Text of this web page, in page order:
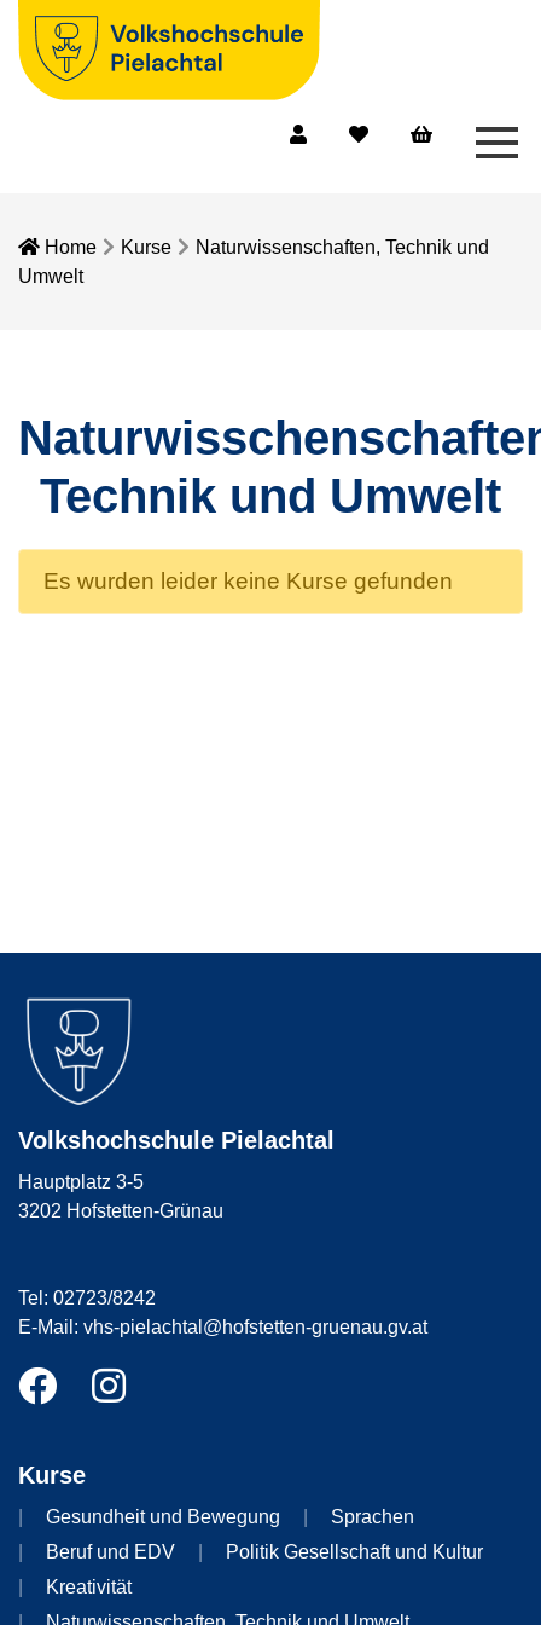
Warenkorb
Home Kurse
Naturwissenschaften, Technik und
Umwelt
Technik und Umwelt
Es wurden leider keine Kurse gefunden
Volkshochschule Pielachtal
Hauptplatz 3-5
3202 Hofstetten-Grünau
Tel: 02723/8242
E-Mail: vhs-pielachtal@hofstetten-gruenau.gv.at
Kurse
Gesundheit und Bewegung
Sprachen
Beruf und EDV
Politik Gesellschaft und Kultur
Kreativität